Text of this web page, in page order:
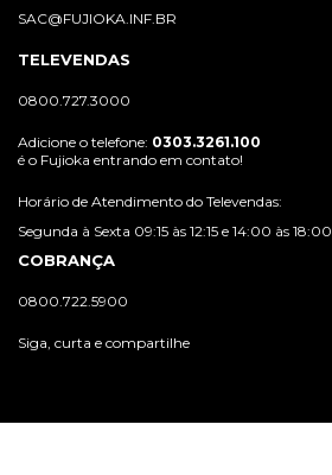
SAC@FUJIOKA.INF.BR
TELEVENDAS
0800.727.3000
Adicione o telefone: 0303.3261.100
é o Fujioka entrando em contato!
Horário de Atendimento do Televendas:
Segunda à Sexta 09:15 às 12:15 e 14:00 às 18:00
COBRANÇA
0800.722.5900
Siga, curta e compartilhe